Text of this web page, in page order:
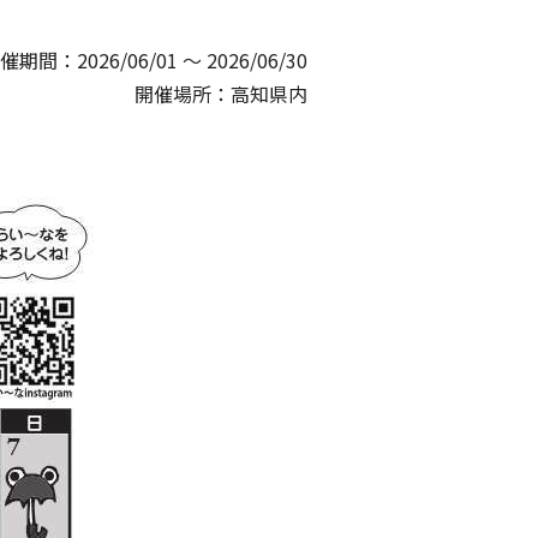
期間：2026/06/01 〜 2026/06/30
開催場所：高知県内